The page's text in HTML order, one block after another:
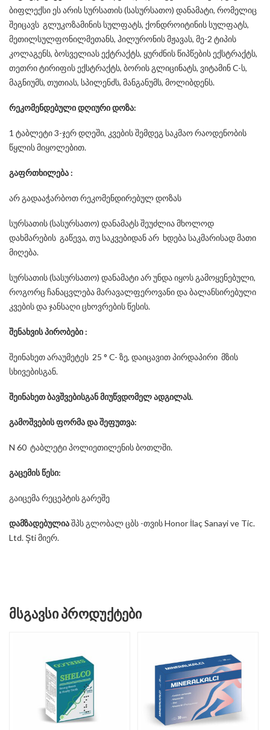
ბიფლექსი ეს არის სურსათის (სასურსათო) დანამატი, რომელიც
შეიცავს გლუკოზამინის სულფატს, ქონდროიტინის სულფატს,
მეთილსულფონილმეთანს, ჰილურონის მჟავას, მე-2 ტიპის
კოლაგენს, ბოსველიას ექტრაქტს, ყურძნის წიპწების ექსტრაქტს,
თეთრი ტირიფის ექსტრაქტს, ბორის გლიცინატს, ვიტამინ C-ს,
მაგნიუმს, თუთიას, სპილენძს, მანგანუმს, მოლიბდენს.
რეკომენდებული დღიური დოზა:
1 ტაბლეტი 3-ჯერ დღეში, კვების შემდეგ საკმაო რაოდენობის
წყლის მიყოლებით.
გაფრთხილება :
არ გადააჭარბოთ რეკომენდირებულ დოზას
სურსათის (სასურსათო) დანამატს შეუძლია მხოლოდ
დახმარების გაწევა, თუ საკვებიდან არ ხდება საკმარისად მათი
მიღება.
სურსათის (სასურსათო) დანამატი არ უნდა იყოს გამოყენებული,
როგორც ჩანაცვლება მარავალფეროვანი და ბალანსირებული
კვების და ჯანსაღი ცხოვრების წესის.
შენახვისპირობები :
შეინახეთ არაუმეტეს 25 ° C- ზე, დაიცავით პირდაპირი მზის
სხივებისგან.
შეინახეთბავშვებისგანმიუწვდომელადგილას.
გამოშვების ფორმა და შეფუთვა:
N 60 ტაბლეტი პოლიეთილენის ბოთლში.
გაცემის წესი:
გაიცემა რეცეპტის გარეშე
დამზადებულიაშპს გლობალ ცბს -თვის Honor İlaç Sanayi ve Tic.
Ltd. Şti მიერ.
ᲛᲡᲒᲐᲕᲡᲘ ᲞᲠᲝᲓᲣᲥᲢᲔᲑᲘ